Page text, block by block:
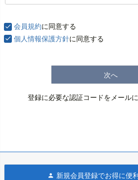
会員規約に同意する
個人情報保護方針に同意する
次へ
登録に必要な認証コードをメール
新規会員登録でお得に便